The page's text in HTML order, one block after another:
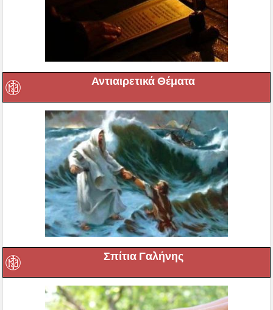
Αντιαιρετικά Θέματα
Σπίτια Γαλήνης